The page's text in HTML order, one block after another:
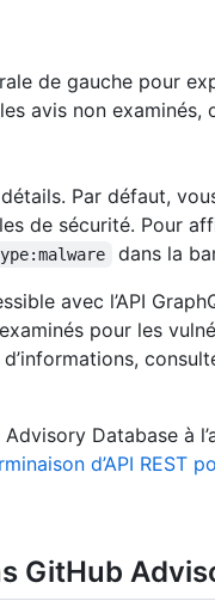
de gauche pour
avis non
Par défaut,
de sécurité. Pour
dans la
avec l’API
pour les
Database à
d’API REST
GitHub